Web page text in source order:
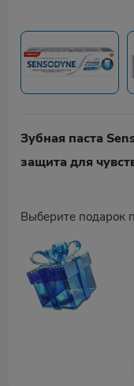
Зубная паста
защита для
Выберите подарок